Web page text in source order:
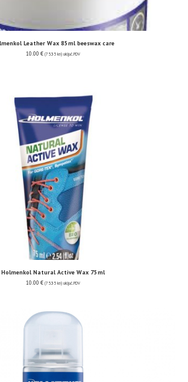
Leather Wax 85ml beeswax care
10.00 € (75.35 kn) uključ. PDV
Holmenkol Natural Active Wax 75ml
10.00 € (75.35 kn) uključ. PDV